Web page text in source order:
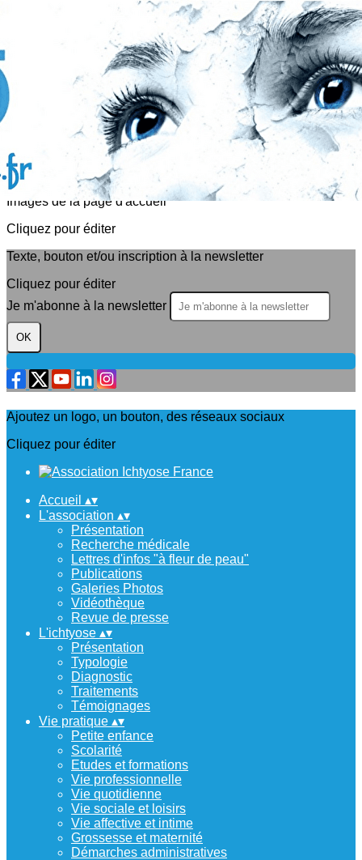
Exporter les lignes sélectionnées
Exporter toutes les colonnes
Exporter uniquement les colonnes affichées
<
>
Actualités
Evènements
?>
Images de la page d'accueil
Cliquez pour éditer
Texte, bouton et/ou inscription à la newsletter
Cliquez pour éditer
Je m'abonne à la newsletter
OK
Ajoutez un logo, un bouton, des réseaux sociaux
Cliquez pour éditer
Accueil ▴▾
L'association ▴▾
Présentation
Recherche médicale
Lettres d'infos "à fleur de peau"
Publications
Galeries Photos
Vidéothèque
Revue de presse
L'ichtyose ▴▾
Présentation
Typologie
Diagnostic
Traitements
Témoignages
Vie pratique ▴▾
Petite enfance
Scolarité
Etudes et formations
Vie professionnelle
Vie quotidienne
Vie sociale et loisirs
Vie affective et intime
Grossesse et maternité
Démarches administratives